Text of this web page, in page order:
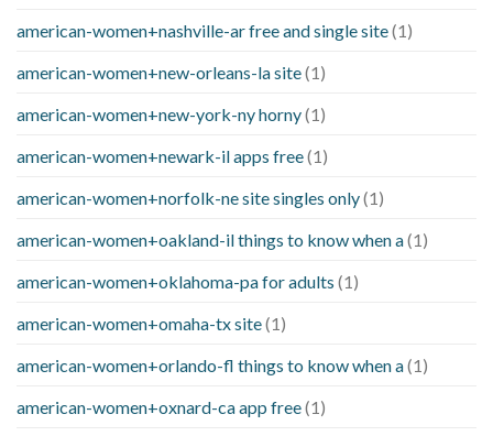
american-women+nashville-ar free and single site(1)
american-women+new-orleans-la site(1)
american-women+new-york-ny horny(1)
american-women+newark-il apps free(1)
american-women+norfolk-ne site singles only(1)
american-women+oakland-il things to know when a(1)
american-women+oklahoma-pa for adults (1)
american-women+omaha-tx site(1)
american-women+orlando-fl things to know when a(1)
american-women+oxnard-ca app free(1)